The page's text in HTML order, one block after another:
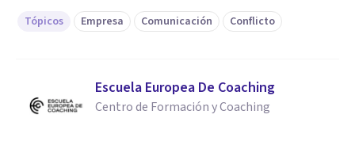
Tópicos Empresa Comunicación Conflicto
Escuela Europea De Coaching
Centro de Formación y Coaching